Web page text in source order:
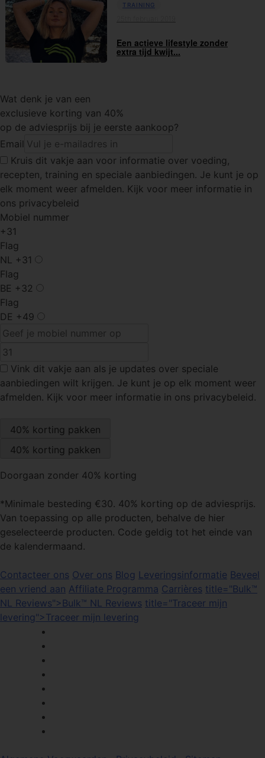
TRAINING
Een actieve lifestyle zonder
extra tijd kwijt...
Wat denk je van een
exclusieve korting van 40%
op de adviesprijs bij je eerste aankoop?
Email
Kruis dit vakje aan voor informatie over voeding,
recepten, training en speciale aanbiedingen. Je kunt je op
elk moment weer afmelden. Kijk voor meer informatie in
ons privacybeleid
Mobiel nummer
+31
Flag
NL
+31
Flag
BE +32
Flag
DE +49
Vink dit vakje aan als je updates over speciale
aanbiedingen wilt krijgen. Je kunt je op elk moment weer
afmelden. Kijk voor meer informatie in ons privacybeleid.
Doorgaan zonder 40% korting
*Minimale besteding €30. 40% korting op de adviesprijs.
Van toepassing op alle producten, behalve de hier
geselecteerde producten. Code geldig tot het einde van
de kalendermaand.
Contacteer ons Over ons Blog Leveringsinformatie Beveel
een vriend aan Affiliate Programma Carrières title="Bulk™
NL Reviews">Bulk™ NL Reviews title="Traceer mijn
levering">Traceer mijn levering